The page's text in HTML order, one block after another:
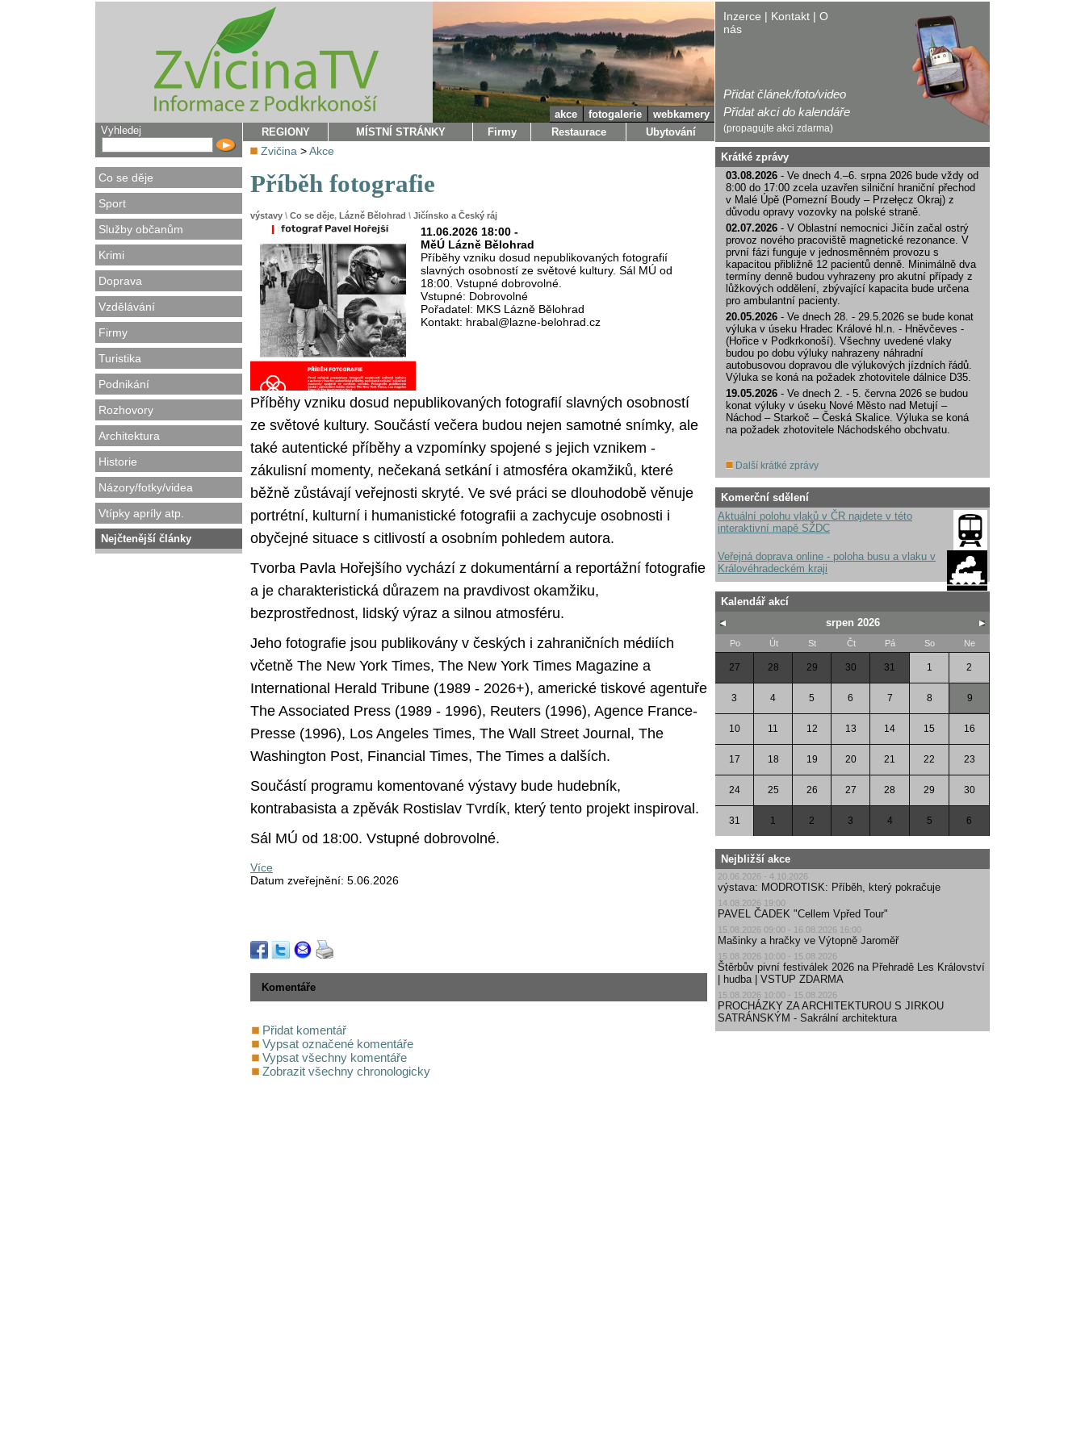
Vyhledej
Co se děje
Sport
Služby občanům
Krimi
Doprava
Vzdělávání
Firmy
Turistika
Podnikání
Rozhovory
Architektura
Historie
Názory/fotky/videa
Vtípky apríly atp.
Nejčtenější články
Inzerce | Kontakt | O
nás
Přidat článek/foto/video
Přidat akci do kalendáře
(propagujte akci zdarma)
akce fotogalerie
webkamery
REGIONY
MÍSTNÍ STRÁNKY Firmy Restaurace Ubytování
Zvičina >Akce
Příběh fotografie
výstavy \ Co se děje, Lázně Bělohrad \ Jičínsko a Český ráj
11.06.2026 18:00 -
MěÚ Lázně Bělohrad
Příběhy vzniku dosud nepublikovaných fotografií
slavných osobností ze světové kultury. Sál MÚ od
18:00. Vstupné dobrovolné.
Vstupné: Dobrovolné
Pořadatel: MKS Lázně Bělohrad
Kontakt: hrabal@lazne-belohrad.cz
Příběhy vzniku dosud nepublikovaných fotografií slavných osobností
ze světové kultury. Součástí večera budou nejen samotné snímky, ale
také autentické příběhy a vzpomínky spojené s jejich vznikem -
zákulisní momenty, nečekaná setkání i atmosféra okamžiků, které
běžně zůstávají veřejnosti skryté. Ve své práci se dlouhodobě věnuje
portrétní, kulturní i humanistické fotografii a zachycuje osobnosti i
obyčejné situace s citlivostí a osobním pohledem autora.
Tvorba Pavla Hořejšího vychází z dokumentární a reportážní fotografie
a je charakteristická důrazem na pravdivost okamžiku,
bezprostřednost, lidský výraz a silnou atmosféru.
Jeho fotografie jsou publikovány v českých i zahraničních médiích
včetně The New York Times, The New York Times Magazine a
International Herald Tribune (1989 - 2026+), americké tiskové agentuře
The Associated Press (1989 - 1996), Reuters (1996), Agence France-
Presse (1996), Los Angeles Times, The Wall Street Journal, The
Washington Post, Financial Times, The Times a dalších.
Součástí programu komentované výstavy bude hudebník,
kontrabasista a zpěvák Rostislav Tvrdík, který tento projekt inspiroval.
Sál MÚ od 18:00. Vstupné dobrovolné.
Více
Datum zveřejnění: 5.06.2026
Komentáře
Přidat komentář
Vypsat označené komentáře
Vypsat všechny komentáře
Zobrazit všechny chronologicky
Krátké zprávy
03.08.2026 - Ve dnech 4.–6. srpna 2026 bude vždy od
8:00 do 17:00 zcela uzavřen silniční hraniční přechod
v Malé Úpě (Pomezní Boudy – Przełęcz Okraj) z
důvodu opravy vozovky na polské straně.
02.07.2026 - V Oblastní nemocnici Jičín začal ostrý
provoz nového pracoviště magnetické rezonance. V
první fázi funguje v jednosměnném provozu s
kapacitou přibližně 12 pacientů denně. Minimálně dva
termíny denně budou vyhrazeny pro akutní případy z
lůžkových oddělení, zbývající kapacita bude určena
pro ambulantní pacienty.
20.05.2026 - Ve dnech 28. - 29.5.2026 se bude konat
výluka v úseku Hradec Králové hl.n. - Hněvčeves -
(Hořice v Podkrkonoší). Všechny uvedené vlaky
budou po dobu výluky nahrazeny náhradní
autobusovou dopravou dle výlukových jízdních řádů.
Výluka se koná na požadek zhotovitele dálnice D35.
19.05.2026 - Ve dnech 2. - 5. června 2026 se budou
konat výluky v úseku Nové Město nad Metují –
Náchod – Starkoč – Česká Skalice. Výluka se koná
na požadek zhotovitele Náchodského obchvatu.
Další krátké zprávy
Komerční sdělení
Aktuální polohu vlaků v ČR najdete v této
interaktivní mapě SŽDC
Veřejná doprava online - poloha busu a vlaku v
Královéhradeckém kraji
Kalendář akcí
srpen 2026
Po Út St Čt Pá So Ne
27 28 29 30 31 1 2
3 4 5 6 7 8 9
10 11 12 13 14 15 16
17 18 19 20 21 22 23
24 25 26 27 28 29 30
31 1 2 3 4 5 6
Nejbližší akce
20.06.2026 - 4.10.2026
výstava: MODROTISK: Příběh, který pokračuje
14.08.2026 19:00
PAVEL ČADEK "Cellem Vpřed Tour"
15.08.2026 09:00 - 16.08.2026 16:00
Mašinky a hračky ve Výtopně Jaroměř
15.08.2026 10:00 - 15.08.2026
Štěrbův pivní festiválek 2026 na Přehradě Les Království
| hudba | VSTUP ZDARMA
15.08.2026 10:00 - 15.08.2026
PROCHÁZKY ZA ARCHITEKTUROU S JIRKOU
SATRÁNSKÝM - Sakrální architektura